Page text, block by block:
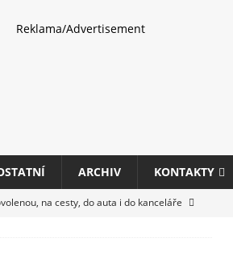
Reklama/Advertisement
ARCHIV KONTAKTY
na cesty, do auta i do kanceláře